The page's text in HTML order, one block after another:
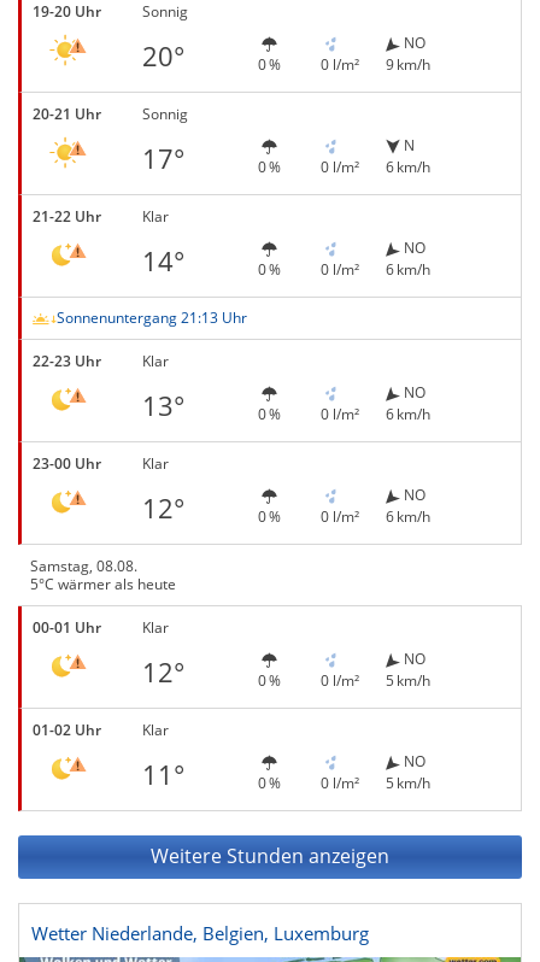
19-20 Uhr Sonnig
20° 0 % 0 l/m²
NO
9 km/h
20-21 Uhr Sonnig
17° 0 % 0 l/m²
N
6 km/h
21-22 Uhr Klar
14° 0 % 0 l/m²
NO
6 km/h
Sonnenuntergang 21:13 Uhr
22-23 Uhr Klar
13° 0 % 0 l/m²
NO
6 km/h
23-00 Uhr Klar
12° 0 % 0 l/m²
NO
6 km/h
Samstag, 08.08.
5°C wärmer als heute
00-01 Uhr Klar
12° 0 % 0 l/m²
NO
5 km/h
01-02 Uhr Klar
11° 0 % 0 l/m²
NO
5 km/h
Weitere Stunden anzeigen
Wetter Niederlande, Belgien, Luxemburg